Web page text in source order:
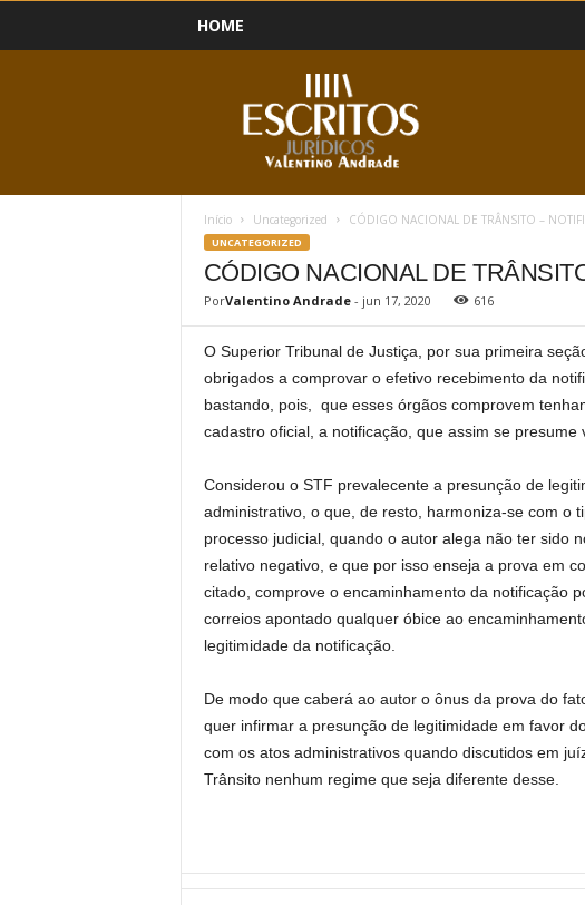
HOME
Início Uncategorized CÓDIGO NACIONAL DE TRÂNSITO –
UNCATEGORIZED
CÓDIGO NACIONAL DE
PorValentino Andrade- jun 17, 2020 616
O Superior Tribunal de Justiça, por sua primeira
obrigados a comprovar o efetivo recebimento da
bastando, pois, que esses órgãos comprovem
cadastro oficial, a notificação, que assim se presume
Considerou o STF prevalecente a presunção de
administrativo, o que, de resto, harmoniza-se com o
processo judicial, quando o autor alega não ter sido
relativo negativo, e que por isso enseja a prova em
citado, comprove o encaminhamento da notificação
correios apontado qualquer óbice ao
legitimidade da notificação.
De modo que caberá ao autor o ônus da prova do
quer infirmar a presunção de legitimidade em favor
com os atos administrativos quando discutidos em
Trânsito nenhum regime que seja diferente desse.